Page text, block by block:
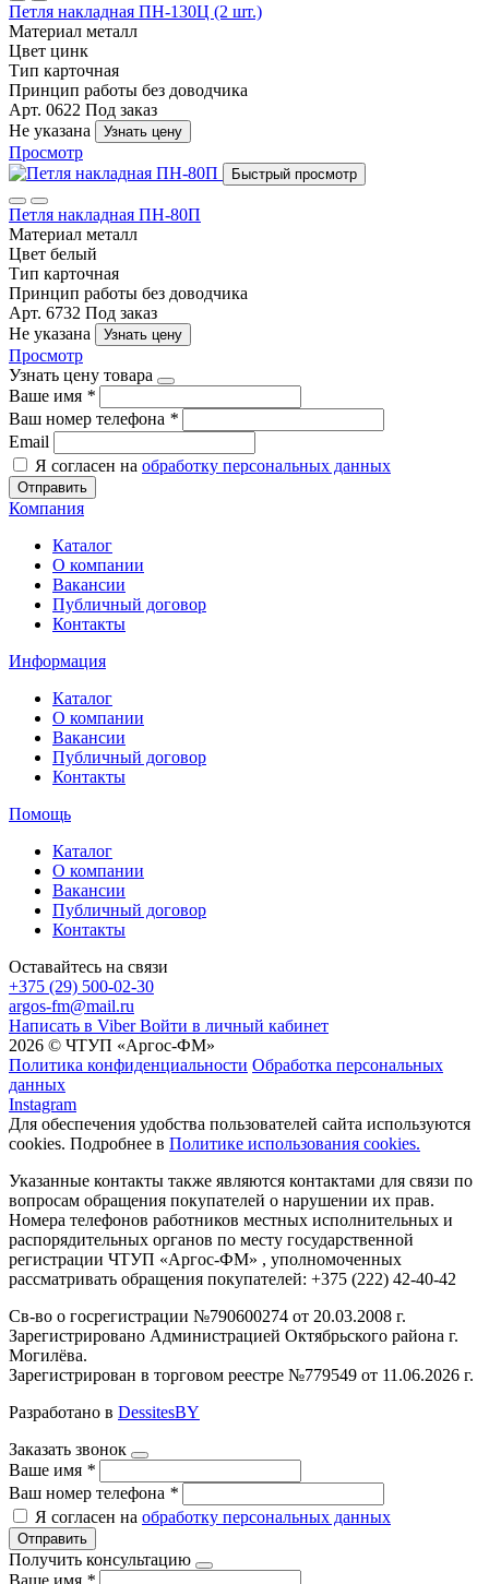
Петля накладная ПН-130Ц (2 шт.)
Материал металл
Цвет цинк
Тип карточная
Принцип работы без доводчика
Арт. 0622 Под заказ
Не указана
Узнать цену
Просмотр
Быстрый просмотр
Петля накладная ПН-80П
Материал металл
Цвет белый
Тип карточная
Принцип работы без доводчика
Арт. 6732 Под заказ
Не указана
Узнать цену
Просмотр
Узнать цену товара
Ваше имя *
Ваш номер телефона *
Email
Я согласен на обработку персональных данных
Отправить
Компания
Каталог
О компании
Вакансии
Публичный договор
Контакты
Информация
Каталог
О компании
Вакансии
Публичный договор
Контакты
Помощь
Каталог
О компании
Вакансии
Публичный договор
Контакты
Оставайтесь на связи
+375 (29) 500-02-30
argos-fm@mail.ru
Написать в Viber Войти в личный кабинет
2026 © ЧТУП «Аргос-ФМ»
Политика конфиденциальности Обработка персональных
данных
Instagram
Для обеспечения удобства пользователей сайта используются
cookies. Подробнее в Политике использования cookies.
Указанные контакты также являются контактами для связи по
вопросам обращения покупателей о нарушении их прав.
Номера телефонов работников местных исполнительных и
распорядительных органов по месту государственной
регистрации ЧТУП «Аргос-ФМ» , уполномоченных
рассматривать обращения покупателей: +375 (222) 42-40-42
Св-во о госрегистрации №790600274 от 20.03.2008 г.
Зарегистрировано Администрацией Октябрьского района г.
Могилёва.
Зарегистрирован в торговом реестре №779549 от 11.06.2026 г.
Разработано в DessitesBY
Заказать звонок
Ваше имя *
Ваш номер телефона *
Я согласен на обработку персональных данных
Отправить
Получить консультацию
Ваше имя *